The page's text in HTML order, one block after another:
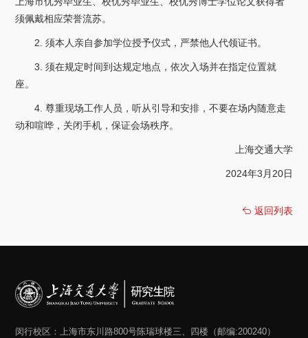
须佩戴相应荣誉流苏。
2. 须本人亲自参加学位授予仪式，严禁他人代领证书。
3. 须在规定时间到达规定地点，依次入场并在指定位置就
座。
4. 尊重现场工作人员，听从引导和安排，不要在场内随意走
动和喧哗，关闭手机，保证会场秩序。
上海交通大学
2024年3月20日
返回列表
闵行校区：上海市东川路800号陈瑞球楼三、四楼（邮编:200240）